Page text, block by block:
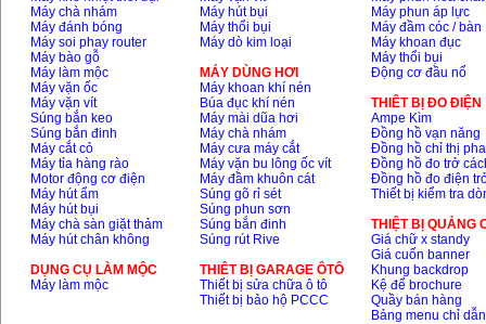
Máy chà nhám
Máy đánh bóng
Máy soi phay router
Máy bào gỗ
Máy làm mộc
Máy vặn ốc
Máy vặn vít
Súng bắn keo
Súng bắn đinh
Máy cắt cỏ
Máy tỉa hàng rào
Motor động cơ điện
Máy hút ẩm
Máy hút bụi
Máy chà sàn giặt thảm
Máy hút chân không
DỤNG CỤ LÀM MỘC
Máy làm mộc
Máy hút bụi
Máy thổi bụi
Máy dò kim loại
MÁY DÙNG HƠI
Máy khoan khí nén
Búa đục khí nén
Máy mài dũa hơi
Máy chà nhám
Máy cưa máy cắt
Máy vặn bu lông ốc vít
Máy đầm khuôn cát
Súng gõ rỉ sét
Súng phun sơn
Súng bắn đinh
Súng rút Rive
THIÊT BỊ GARAGE ÔTÔ
Thiết bị sửa chữa ô tô
Thiết bị bảo hộ PCCC
Máy phun áp lực
Máy đầm cóc / bàn
Máy khoan đục
Máy thổi bụi
Động cơ đầu nổ
THIÊT BỊ ĐO ĐIỆN
Ampe Kìm
Đồng hồ vạn năng
Đồng hồ chỉ thị pha
Đồng hồ đo trở
Đồng hồ đo điện
Thiết bị kiểm tra
THIỆT BỊ QUẢNG
Giá chữ x standy
Giá cuốn banner
Khung backdrop
Kệ để brochure
Quầy bán hàng
Bảng menu chỉ dẫn